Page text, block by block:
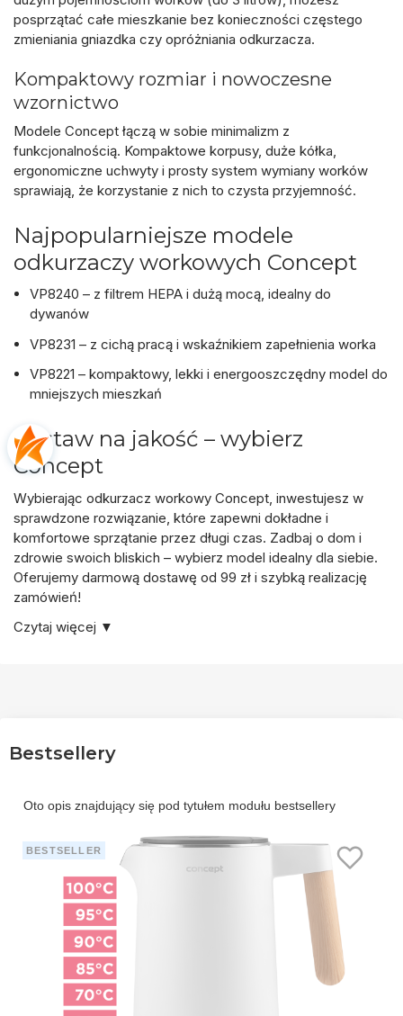
posprzątać całe mieszkanie bez konieczności częstego
zmieniania gniazdka czy opróżniania odkurzacza.
Kompaktowy rozmiar i nowoczesne
wzornictwo
Modele Concept łączą w sobie minimalizm z
funkcjonalnością. Kompaktowe korpusy, duże kółka,
ergonomiczne uchwyty i prosty system wymiany worków
sprawiają, że korzystanie z nich to czysta przyjemność.
Najpopularniejsze modele
odkurzaczy workowych Concept
VP8240 – z filtrem HEPA i dużą mocą, idealny do
dywanów
VP8231 – z cichą pracą i wskaźnikiem zapełnienia worka
VP8221 – kompaktowy, lekki i energooszczędny model do
mniejszych mieszkań
Postaw na jakość – wybierz
Concept
Wybierając odkurzacz workowy Concept , inwestujesz w
sprawdzone rozwiązanie, które zapewni dokładne i
komfortowe sprzątanie przez długi czas. Zadbaj o dom i
zdrowie swoich bliskich – wybierz model idealny dla siebie.
Oferujemy darmową dostawę od 99 zł i szybką realizację
zamówień!
Czytaj więcej ▼
Bestsellery
Oto opis znajdujący się pod tytułem modułu bestsellery
BESTSELLER